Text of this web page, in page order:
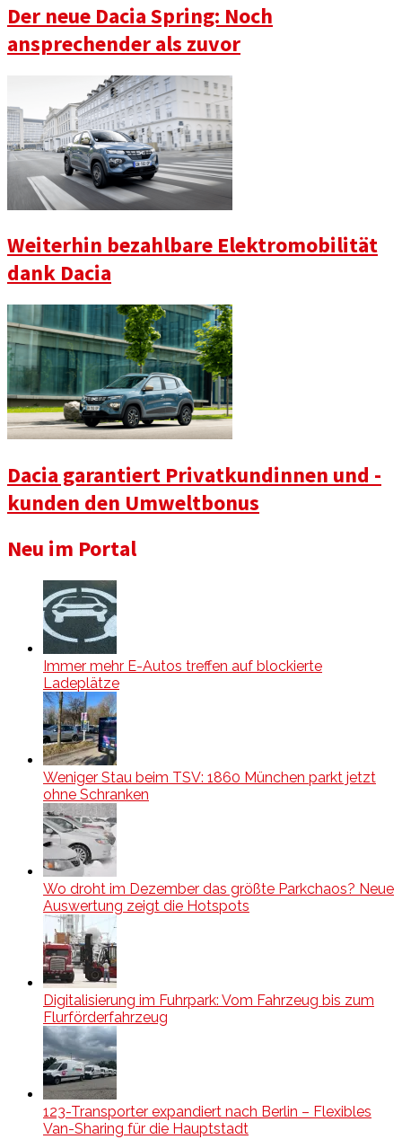
Der neue Dacia Spring: Noch
ansprechender als zuvor
Weiterhin bezahlbare Elektromobilität
dank Dacia
Dacia garantiert Privatkundinnen und -
kunden den Umweltbonus
Neu im Portal
Immer mehr E-Autos treffen auf blockierte
Ladeplätze
Weniger Stau beim TSV: 1860 München parkt jetzt
ohne Schranken
Wo droht im Dezember das größte Parkchaos? Neue
Auswertung zeigt die Hotspots
Digitalisierung im Fuhrpark: Vom Fahrzeug bis zum
Flurförderfahrzeug
123-Transporter expandiert nach Berlin – Flexibles
Van-Sharing für die Hauptstadt